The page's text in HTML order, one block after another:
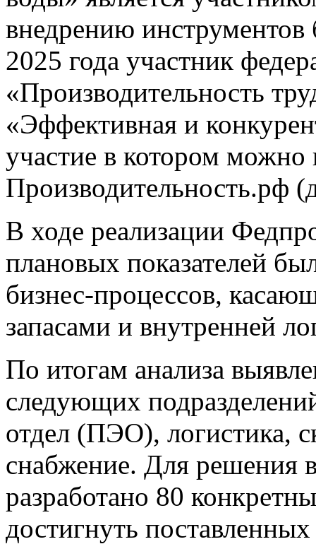
внедрению инструментов
2025 года участник
«Производительность
«Эффективная и
участие в котором можно
Производительность.рф
В ходе реализации
плановых показателей
бизнес-процессов,
запасами и внутренней
По итогам анализа
следующих
отдел (ПЭО), логистика,
снабжение. Для решения
разработано 80
достигнуть